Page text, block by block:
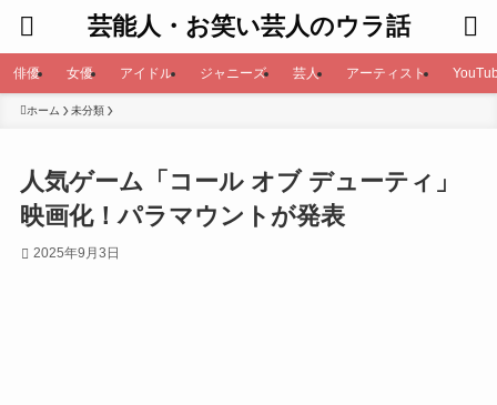
芸能人・お笑い芸人のウラ話
俳優 女優 アイドル ジャニーズ 芸人 アーティスト
ホーム 未分類
人気ゲーム「コール オブ デューティ」
映画化！パラマウントが発表
2025年9月3日